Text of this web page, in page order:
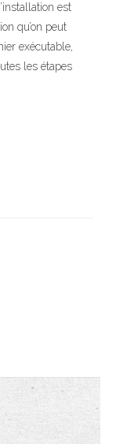
est
qu’on peut
exécutable,
les étapes